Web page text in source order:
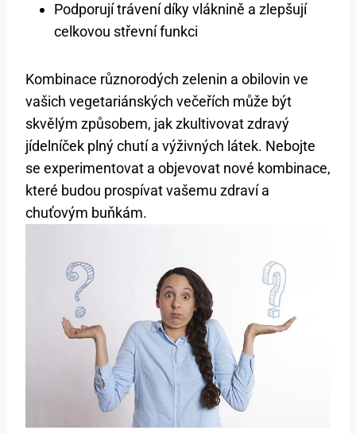
Podporují trávení díky vláknině a zlepšují
celkovou střevní funkci
Kombinace různorodých zelenin a obilovin ve
vašich vegetariánských večeřích může být
skvělým způsobem, jak zkultivovat zdravý
jídelníček plný chutí a výživných látek. Nebojte
se experimentovat a objevovat nové kombinace,
které budou prospívat vašemu zdraví a
chuťovým buňkám.